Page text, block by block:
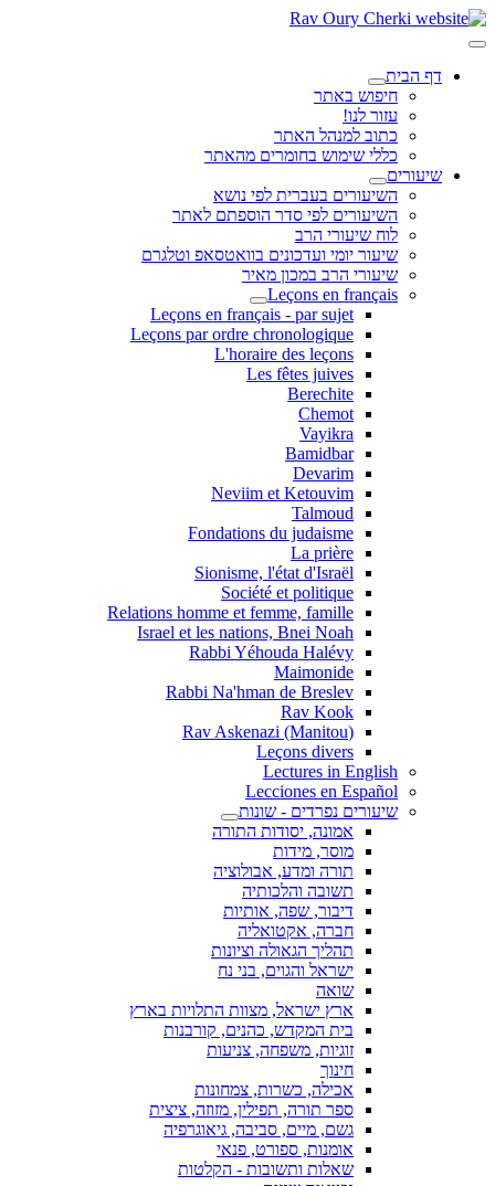
דף הבית
חיפוש באתר
עזור לנו!
כתוב למנהל האתר
כללי שימוש בחומרים מהאתר
שיעורים
השיעורים בעברית לפי נושא
השיעורים לפי סדר הוספתם לאתר
לוח שיעורי הרב
שיעור יומי ועדכונים בוואטסאפ וטלגרם
שיעורי הרב במכון מאיר
Leçons en français
Leçons en français - par sujet
Leçons par ordre chronologique
L'horaire des leçons
Les fêtes juives
Berechite
Chemot
Vayikra
Bamidbar
Devarim
Neviim et Ketouvim
Talmoud
Fondations du judaisme
La prière
Sionisme, l'état d'Israël
Société et politique
Relations homme et femme, famille
Israel et les nations, Bnei Noah
Rabbi Yéhouda Halévy
Maimonide
Rabbi Na'hman de Breslev
Rav Kook
(Rav Askenazi (Manitou
Leçons divers
Lectures in English
Lecciones en Español
שיעורים נפרדים - שונות
אמונה, יסודות התורה
מוסר, מידות
תורה ומדע, אבולוציה
תשובה והלכותיה
דיבור, שפה, אותיות
חברה, אקטואליה
תהליך הגאולה וציונות
ישראל והגוים, בני נח
שואה
ארץ ישראל, מצוות התלויות בארץ
בית המקדש, כהנים, קורבנות
זוגיות, משפחה, צניעות
חינוך
אכילה, כשרות, צמחונות
ספר תורה, תפילין, מזוזה, ציצית
גשם, מיים, סביבה, גיאוגרפיה
אומנות, ספורט, פנאי
שאלות ותשובות - הקלטות